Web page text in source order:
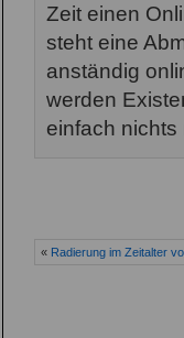
Zeit einen
steht eine
anständig
werden
einfach
« Radierung im Zeitalter